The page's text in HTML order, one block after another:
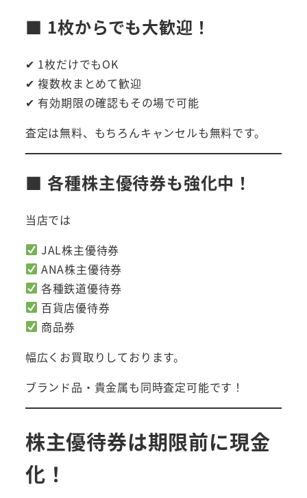
■ 1枚からでも大歓迎！
✔ 1枚だけでもOK
✔ 複数枚まとめて歓迎
✔ 有効期限の確認もその場で可能
査定は無料、もちろんキャンセルも無料です。
■ 各種株主優待券も強化中！
当店では
JAL株主優待券
ANA株主優待券
各種鉄道優待券
百貨店優待券
商品券
幅広くお買取りしております。
ブランド品・貴金属も同時査定可能です！
株主優待券は期限前に現金
化！